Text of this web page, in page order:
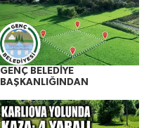
GENÇ BELEDİYE
BAŞKANLIĞINDAN